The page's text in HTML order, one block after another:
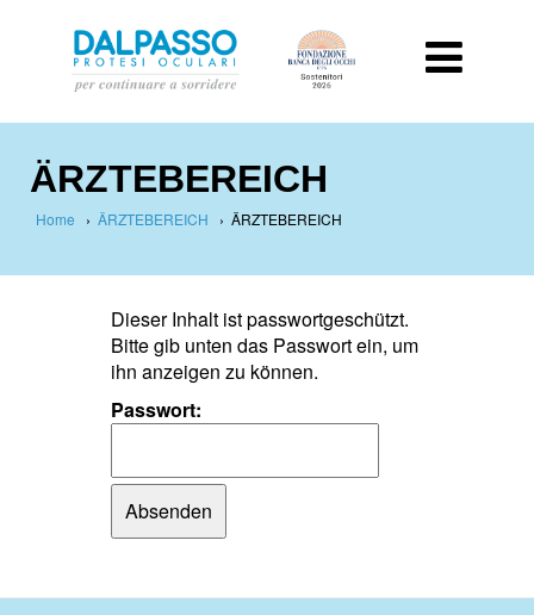
ÄRZTEBEREICH
Home › ÄRZTEBEREICH › ÄRZTEBEREICH
Dieser Inhalt ist passwortgeschützt.
Bitte gib unten das Passwort ein, um
ihn anzeigen zu können.
Passwort: